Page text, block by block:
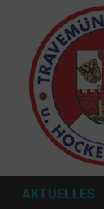
AKTUELLES